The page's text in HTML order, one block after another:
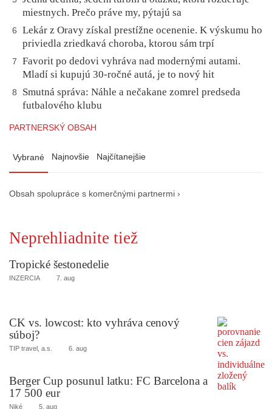
miestnych. Prečo práve my, pýtajú sa
6
Lekár z Oravy získal prestížne ocenenie. K výskumu ho
priviedla zriedkavá choroba, ktorou sám trpí
7
Favorit po dedovi vyhráva nad modernými autami.
Mladí si kupujú 30-ročné autá, je to nový hit
8
Smutná správa: Náhle a nečakane zomrel predseda
futbalového klubu
PARTNERSKÝ OBSAH
Vybrané Najnovšie Najčítanejšie
Obsah spolupráce s komerčnými partnermi ›
Neprehliadnite tiež
Tropické šestonedelie
INZERCIA 7. aug
CK vs. lowcost: kto vyhráva cenový
súboj?
TIP travel, a.s. 6. aug
Berger Cup posunul latku: FC Barcelona a
17 500 eur
Niké 5. aug